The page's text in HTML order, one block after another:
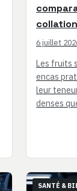
6 juillet
Les fruits
encas
leur
denses
SANTÉ &